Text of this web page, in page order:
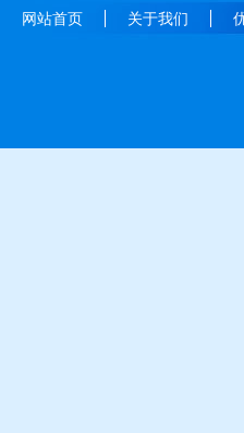
网站首页 关于我们